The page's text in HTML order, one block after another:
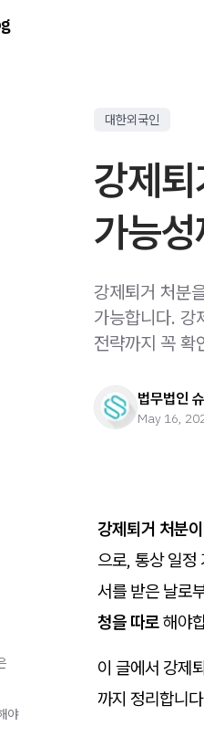
대한외국인
강제
가능
강제퇴거 처분
가능합니다. 강
전략까지 꼭 확
법무법인
May 16,
강제퇴거 처분
으로, 통상 일정
서를 받은 날로
청을 따로해야
이 글에서 강제
까지 정리합니
야